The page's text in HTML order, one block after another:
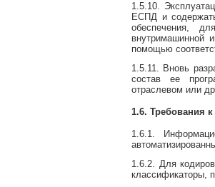
1.5.10.
ЕСПД и
обеспечения,
внутримашинной
помощью
1.5.11. Вновь
состав ее
отраслевом или
1.6. Требования
1.6.1.
1.6.2. Для
классификаторы,